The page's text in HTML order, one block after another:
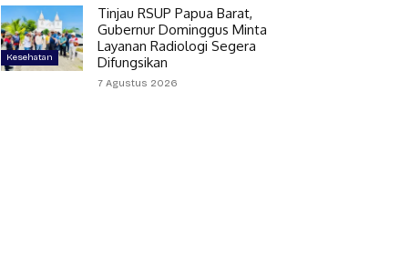
Kesehatan
Tinjau RSUP Papua Barat,
Gubernur Dominggus Minta
Layanan Radiologi Segera
Difungsikan
7 Agustus 2026